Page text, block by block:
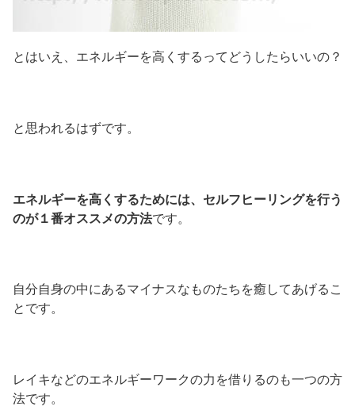
とはいえ、エネルギーを高くするってどうしたらいいの？
と思われるはずです。
エネルギーを高くするためには、セルフヒーリングを行う
のが１番オススメの方法です。
自分自身の中にあるマイナスなものたちを癒してあげるこ
とです。
レイキなどのエネルギーワークの力を借りるのも一つの方
法です。